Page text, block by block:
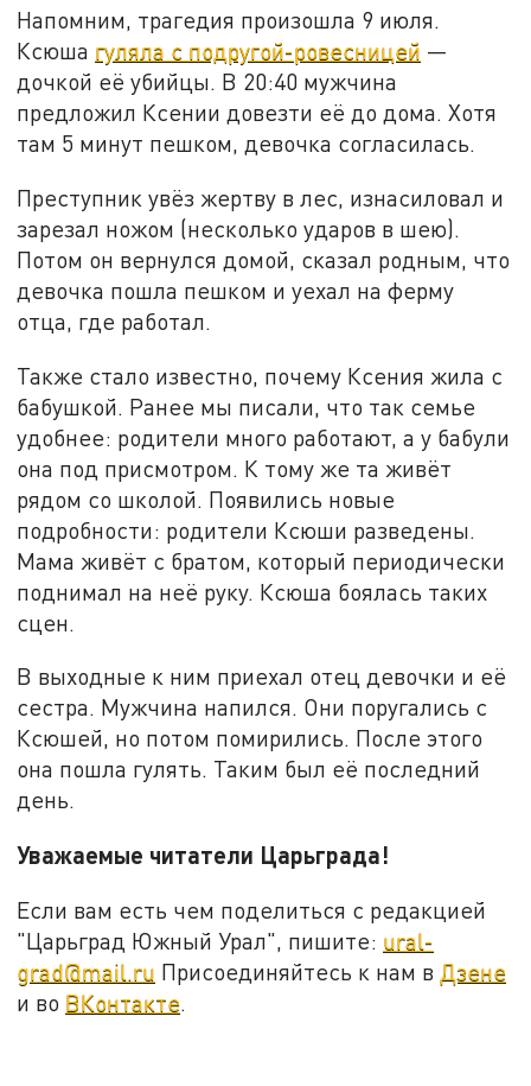
Напомним, трагедия произошла 9 июля.
Ксюша гуляла с подругой-ровесницей —
дочкой её убийцы. В 20:40 мужчина
предложил Ксении довезти её до дома. Хотя
там 5 минут пешком, девочка согласилась.
Преступник увёз жертву в лес, изнасиловал и
зарезал ножом (несколько ударов в шею).
Потом он вернулся домой, сказал родным, что
девочка пошла пешком и уехал на ферму
отца, где работал.
Также стало известно, почему Ксения жила с
бабушкой. Ранее мы писали, что так семье
удобнее: родители много работают, а у бабули
она под присмотром. К тому же та живёт
рядом со школой. Появились новые
подробности: родители Ксюши разведены.
Мама живёт с братом, который периодически
поднимал на неё руку. Ксюша боялась таких
сцен.
В выходные к ним приехал отец девочки и её
сестра. Мужчина напился. Они поругались с
Ксюшей, но потом помирились. После этого
она пошла гулять. Таким был её последний
день.
Уважаемые читатели Царьграда!
Если вам есть чем поделиться с редакцией
"Царьград Южный Урал", пишите: ural-
grad@mail.ru Присоединяйтесь к нам в Дзене
и во ВКонтакте